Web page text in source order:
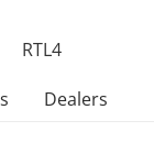
RTL4
Dealers